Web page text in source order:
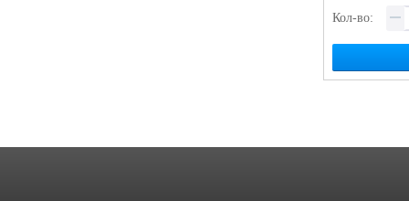
Кол-во: